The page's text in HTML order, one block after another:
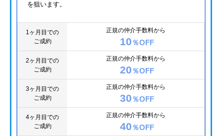
を狙います。
1ヶ月目での
ご成約
正規の仲介手数料から
10 ％OFF
2ヶ月目での
ご成約
正規の仲介手数料から
20 ％OFF
3ヶ月目での
ご成約
正規の仲介手数料から
30 ％OFF
4ヶ月目での
ご成約
正規の仲介手数料から
40 ％OFF